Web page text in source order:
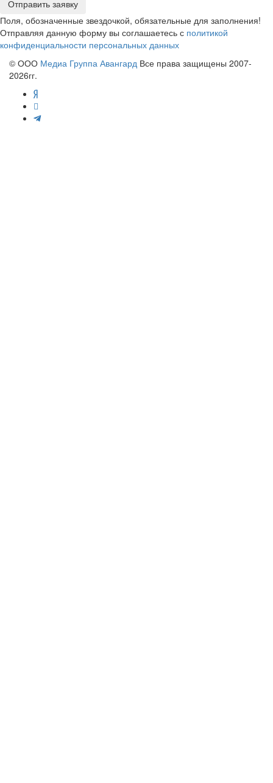
Отправить заявку
Поля, обозначенные звездочкой, обязательные для заполнения!
Отправляя данную форму вы соглашаетесь с политикой
конфиденциальности персональных данных
© ООО Медиа Группа Авангард Все права защищены 2007-
2026гг.